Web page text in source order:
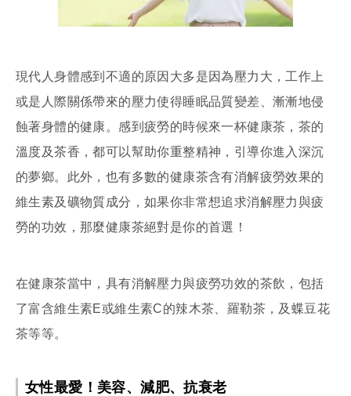
現代人身體感到不適的原因大多是因為壓力大，工作上
或是人際關係帶來的壓力使得睡眠品質變差、漸漸地侵
蝕著身體的健康。感到疲勞的時候來一杯健康茶，茶的
溫度及茶香，都可以幫助你重整精神，引導你進入深沉
的夢鄉。此外，也有多數的健康茶含有消解疲勞效果的
維生素及礦物質成分，如果你非常想追求消解壓力與疲
勞的功效，那麼健康茶絕對是你的首選！
在健康茶當中，具有消解壓力與疲勞功效的茶飲，包括
了富含維生素E或維生素C的辣木茶、羅勒茶，及蝶豆花
茶等等。
女性最愛！美容、減肥、抗衰老